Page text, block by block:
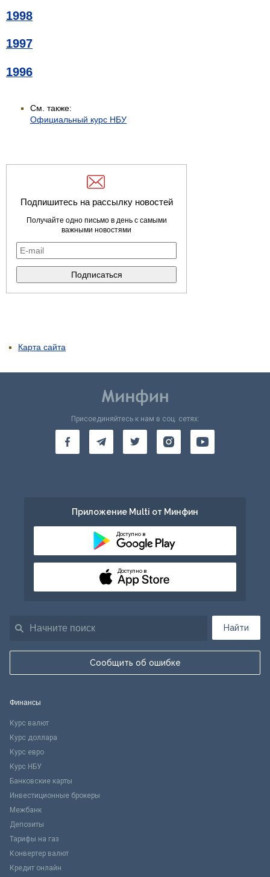
1998
1997
1996
См. также:
Официальный курс НБУ
Подпишитесь на рассылку новостей
Получайте одно письмо в день с самыми
важными новостями
Карта сайта
Найти
Сообщить об ошибке
Присоединяйтесь к нам в соц. сетях:
Приложение Multi от Минфин
Доступно в
Доступно в
Финансы
Курс валют
Курс доллара
Курс евро
Курс НБУ
Банковские карты
Инвестиционные брокеры
Межбанк
Депозиты
Тарифы на газ
Конвертер валют
Кредит онлайн